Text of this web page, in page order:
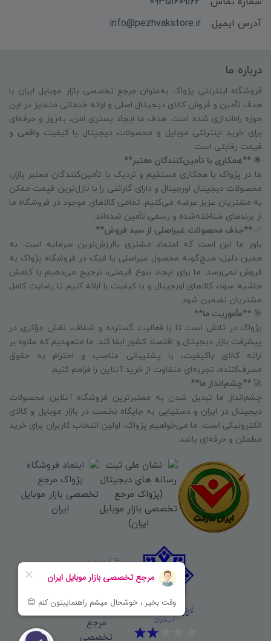
آدرس ایمیل:
info@pezhvakstore.ir
درباره ما
فروشگاه اینترنتی پژواک به‌عنوان مرجع تخصصی بازار موبایل ایران با
هدف تأمین و فروش کالای دیجیتال اصلی و ارائه خدماتی متمایز در این
حوزه راه‌اندازی شده است. هدف ما ایجاد بستری امن، به‌روز و حرفه‌ای
برای خرید اینترنتی موبایل و محصولات دیجیتال با کیفیت واقعی و
قیمت رقابتی است.
🌟 **همکاری با تأمین‌کنندگان معتبر**
ما در پژواک با همکاری مستقیم و نزدیک با تأمین‌کنندگان معتبر بازار،
محصولات دیجیتال اورجینال و دارای گارانتی را با نازل‌ترین قیمت ممکن
به مشتریان عزیز عرضه می‌کنیم. تمامی کالاهای موجود در فروشگاه ما
از برندهای شناخته‌شده و رسمی تأمین شده‌اند.
✅ **حذف محصولات غیراصلی از سبد فروش**
باور ما این است که اعتماد مشتری باارزش‌ترین سرمایه است. به
همین دلیل، هیچ‌گونه محصول غیراصلی یا فیک در فروشگاه پژواک به
فروش نمی‌رسد. ما برای ایجاد تنوع قیمتی، ترجیح می‌دهیم با کاهش
حاشیه سود، کالاهای اورجینال و با کیفیت را ارائه کنیم تا رضایت کامل
مشتریان تضمین شود.
🎯 **مأموریت ما**
پژواک در تلاش است تا با فعالیت گسترده و شفاف، نقش مؤثری در
پیشرفت بازار دیجیتال و اقتصاد کشور ایفا کند. ما متعهدیم که علاوه بر
ارائه کالای باکیفیت، با پشتیبانی مناسب و احترام به حقوق
مصرف‌کننده، تجربه‌ای متفاوت از خرید آنلاین را فراهم کنیم.
🚀 **چشم‌انداز ما**
چشم‌انداز ما تبدیل شدن به معتبرترین فروشگاه آنلاین محصولات
دیجیتال در ایران و دستیابی به جایگاه نخست در بازار موبایل و کالای
الکترونیکی است. ما می‌خواهیم پژواک، اولین انتخاب کاربران برای خرید
مطمئن و حرفه‌ای باشد.